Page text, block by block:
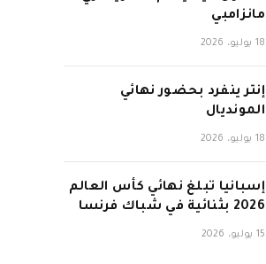
مانزامبي
18 يوليو، 2026
إنتر ينفرد بحضور نهائي
المونديال
18 يوليو، 2026
إسبانيا تبلغ نهائي كأس العالم
2026 بثنائية في شباك فرنسا
15 يوليو، 2026